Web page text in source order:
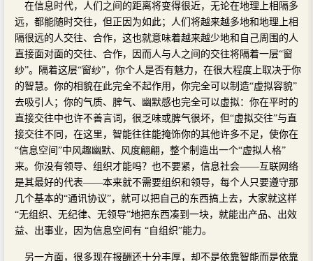
在信息时代，人们之间的距离将变得很近，无论在地理上相隔多
远，都能随时交往，但正因为如此；人们将越来越多地和地理上相
隔很远的人交往、合作，这也就意味着越来越少地和自己周围的人
直接面对面的交往、合作，因而人与人之间的交往将隔着一层“窗
纱”。隔着这层“窗纱”，你个人是否有魅力，在很大程度上取决于你
的智慧。你的相貌在此完全不起作用，你完全可以制造“虚拟容貌”
去吸引人；你的气质、脾气、幽默感也完全可以虚拟：你在平时的
直接交往中也许不善言词，很乏味或脾气很坏，但“虚拟交往”与直
接交往不同，在这里，智能往往能掩饰你的其他许多不足，使你在
“信息空间”中风趣幽默、风度翩翩，整个制造出一个“虚拟人格”
来。你没有领导、组织才能吗？也不要紧，信息社会——互联网络
是其最好的代表——本来就不需要组织和领导，每个人只要遵守那
几个基本的“通讯协议”，就可以把自己的东西搞上去，大家就这样
“无组织、无纪律、无领导”地把东西凑到一块，就能出产品、出效
益、出事业，因为信息空间有 “自组织”能力。
另一方面，很多现在报酬还十分丰厚，却不是依靠智能而是依靠